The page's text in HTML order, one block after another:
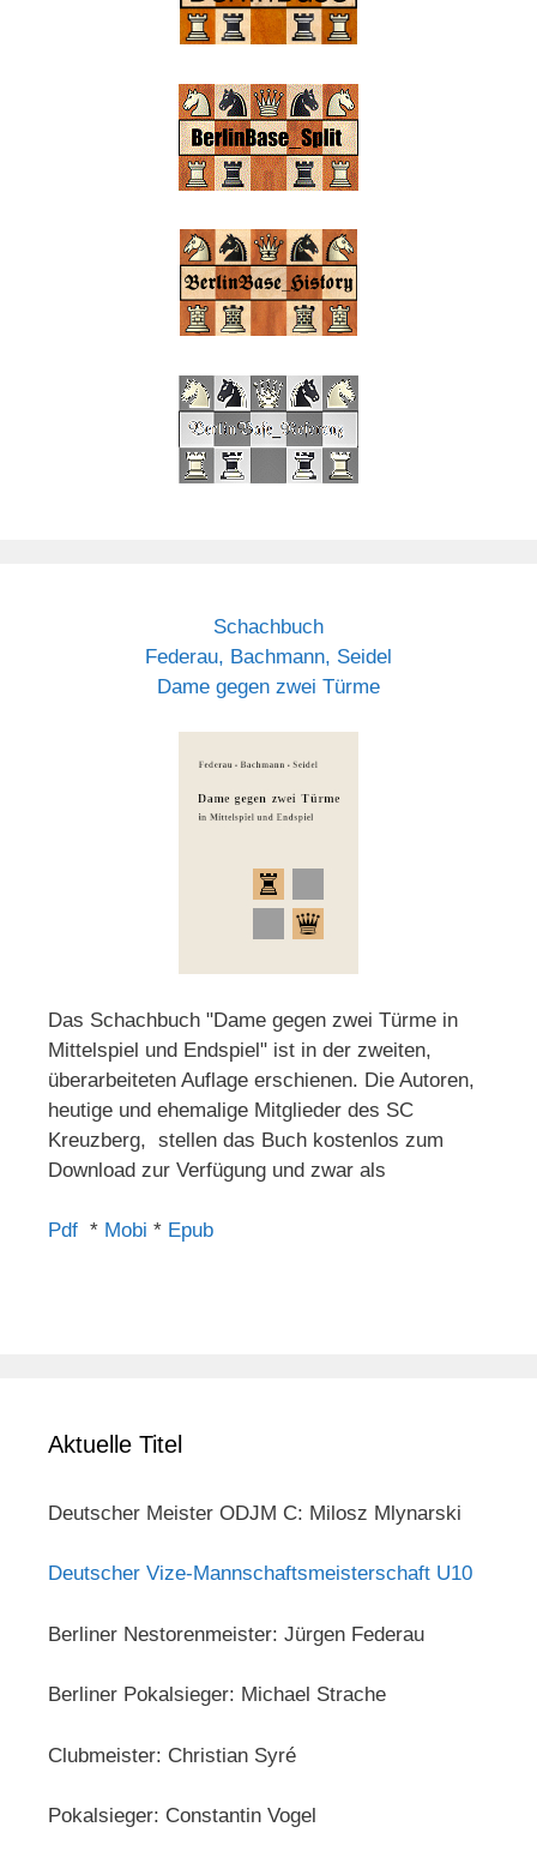
Schachbuch
Federau, Bachmann, Seidel
Dame gegen zwei Türme
Das Schachbuch "Dame gegen zwei Türme in
Mittelspiel und Endspiel" ist in der zweiten,
überarbeiteten Auflage erschienen. Die Autoren,
heutige und ehemalige Mitglieder des SC
Kreuzberg, stellen das Buch kostenlos zum
Download zur Verfügung und zwar als
Pdf * Mobi * Epub
Aktuelle Titel
Deutscher Meister ODJM C: Milosz Mlynarski
Deutscher Vize-Mannschaftsmeisterschaft U10
Berliner Nestorenmeister: Jürgen Federau
Berliner Pokalsieger: Michael Strache
Clubmeister: Christian Syré
Pokalsieger: Constantin Vogel